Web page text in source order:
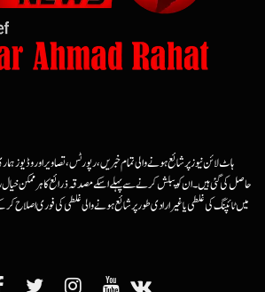
ہاٹ لائن نیوز پر شائع ہونے والی تمام خبریں، رپورٹس، تصاویر اور وڈیوز
حاصل کی گئی ہیں۔ ان کو پبلش کرنے سے پہلے اسکے مصدقہ ذرائع کا ہرممکن خیال
میں ٹائپنگ کی غلطی یا غیرارادی طور پر شائع ہونے والی غلطی کی فوری اصلاح